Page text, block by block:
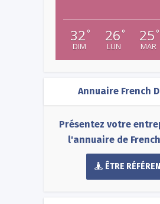
32 °
DIM
26 °
LUN
25 °
MAR
Annuaire French
Présentez votre
l'annuaire de
ÊTRE